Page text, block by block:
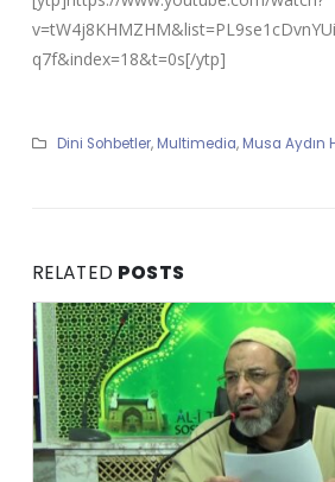
q7f&index=18&t=0s[/ytp]
Dini Sohbetler, Multimedia, Musa Aydın
RELATED POSTS